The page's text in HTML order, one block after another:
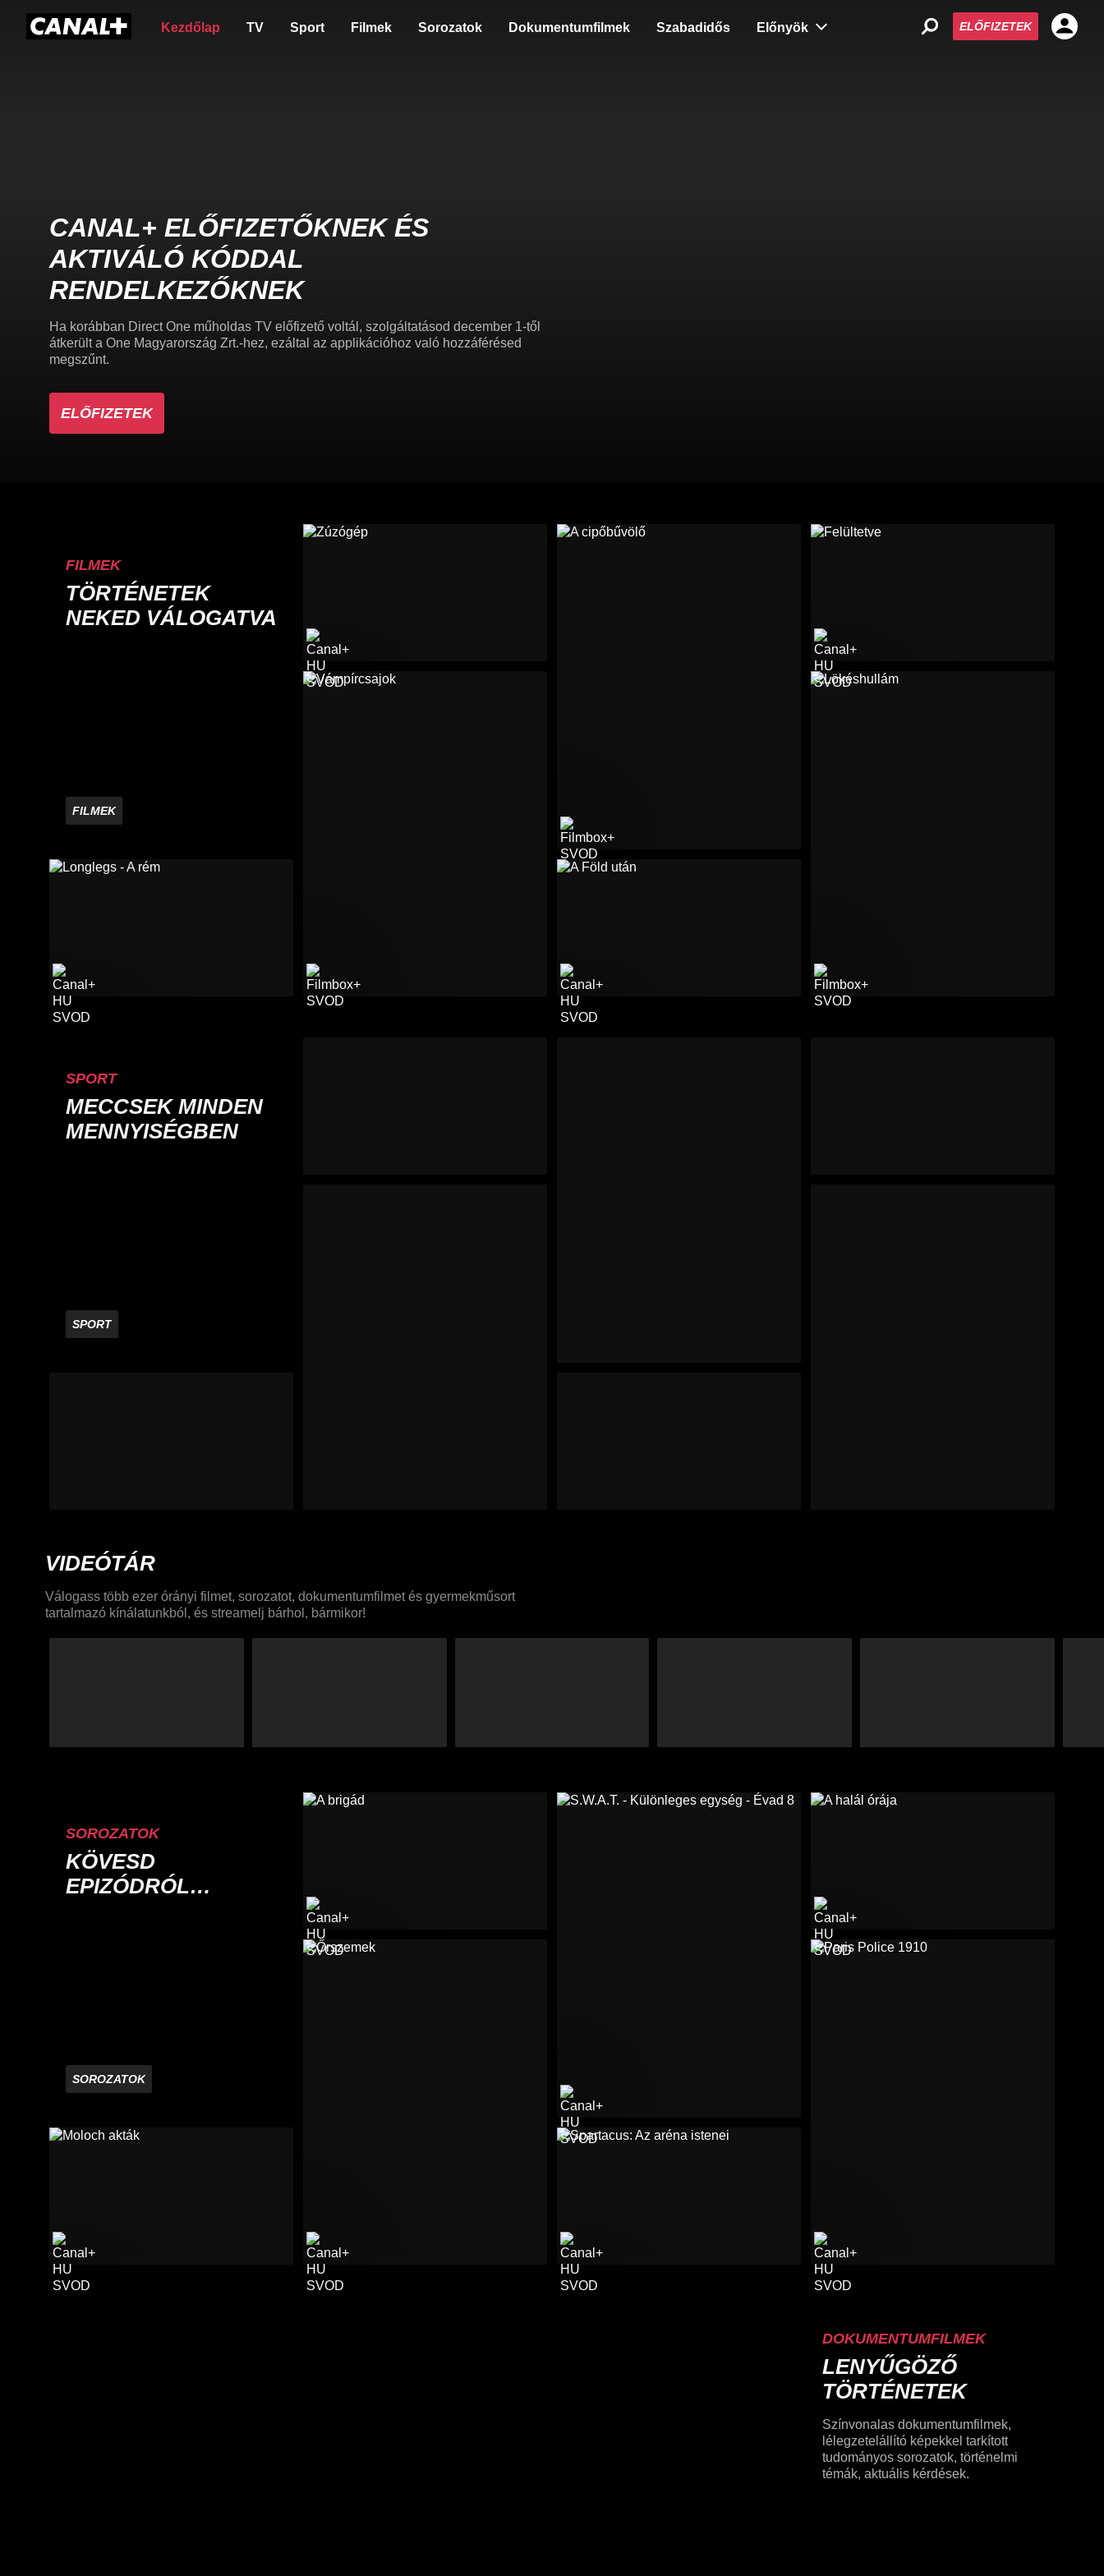
Kezdőlap TV Sport Filmek Sorozatok Dokumentumfilmek Szabadidős Előnyök ELŐFIZETEK
CANAL+ ELŐFIZETŐKNEK ÉS
AKTIVÁLÓ KÓDDAL
RENDELKEZŐKNEK
Ha korábban Direct One műholdas TV előfizető voltál, szolgáltatásod december 1-től
átkerült a One Magyarország Zrt.-hez, ezáltal az applikációhoz való hozzáférésed
megszűnt.
ELŐFIZETEK
FILMEK
TÖRTÉNETEK
NEKED VÁLOGATVA
FILMEK
SPORT
MECCSEK MINDEN
MENNYISÉGBEN
SPORT
VIDEÓTÁR
Válogass több ezer órányi filmet, sorozatot, dokumentumfilmet és gyermekműsort
tartalmazó kínálatunkból, és streamelj bárhol, bármikor!
SOROZATOK
KÖVESD
EPIZÓDRÓL
SOROZATOK
DOKUMENTUMFILMEK
LENYŰGÖZŐ
TÖRTÉNETEK
Színvonalas dokumentumfilmek,
lélegzetelállító képekkel tarkított
tudományos sorozatok, történelmi
témák, aktuális kérdések.